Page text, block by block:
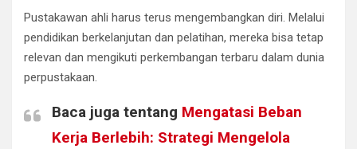
Pustakawan ahli harus terus mengembangkan diri. Melalui
pendidikan berkelanjutan dan pelatihan, mereka bisa tetap
relevan dan mengikuti perkembangan terbaru dalam dunia
perpustakaan.
Baca juga tentang Mengatasi Beban
Kerja Berlebih: Strategi Mengelola